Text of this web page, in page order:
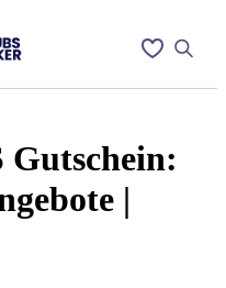
Gutschein:
|